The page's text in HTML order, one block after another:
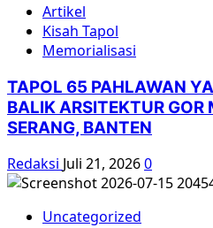
Artikel
Kisah Tapol
Memorialisasi
TAPOL 65 PAHLAWAN
BALIK ARSITEKTUR
SERANG, BANTEN
Redaksi Juli 21, 20260
Uncategorized